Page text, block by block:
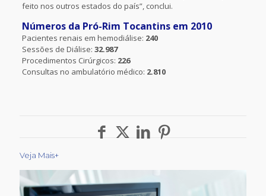
feito nos outros estados do país”, conclui.
Números da Pró-Rim Tocantins em 2010
Pacientes renais em hemodiálise: 240
Sessões de Diálise: 32.987
Procedimentos Cirúrgicos: 226
Consultas no ambulatório médico: 2.810
Veja Mais+